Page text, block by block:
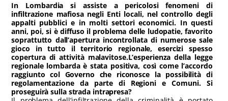
In Lombardia si assiste a pericolosi fenomeni di
infiltrazione mafiosa negli Enti locali, nel controllo degli
appalti pubblici e in molti settori economici. In questi
anni, poi, si è diffuso il problema delle ludopatie, favorito
soprattutto dall’apertura incontrollata di numerose sale
gioco in tutto il territorio regionale, esercizi spesso
copertura di attività malavitose.L’esperienza della legge
regionale lombarda è stata positiva, così come l’accordo
raggiunto col Governo che riconosce la possibilità di
regolamentazione da parte di Regioni e Comuni. Si
proseguirà sulla strada intrapresa?